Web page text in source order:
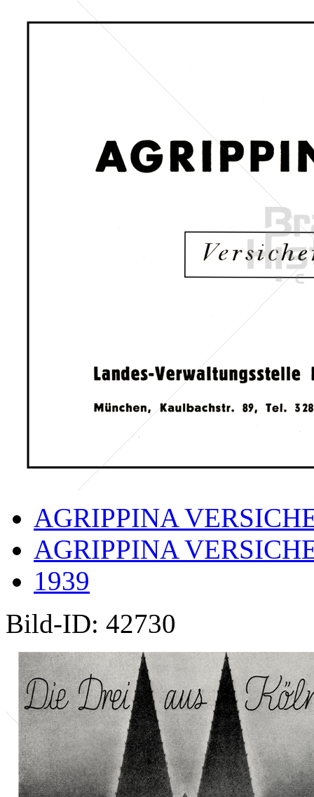
AGRIPPINA
AGRIPPINA
1939
Bild-ID: 42730